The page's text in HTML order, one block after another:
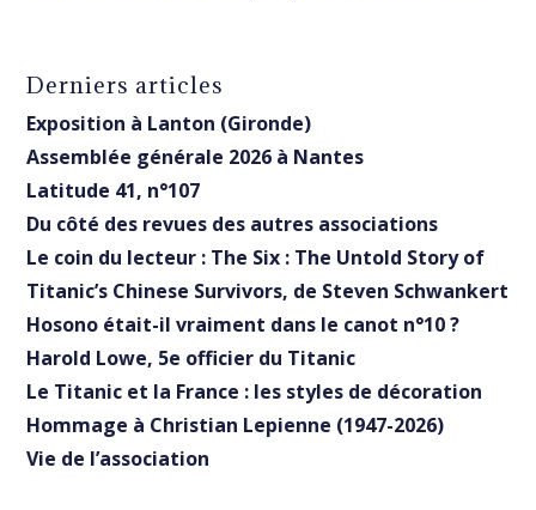
Derniers articles
Exposition à Lanton (Gironde)
Assemblée générale 2026 à Nantes
Latitude 41, n°107
Du côté des revues des autres associations
Le coin du lecteur : The Six : The Untold Story of
Titanic’s Chinese Survivors, de Steven Schwankert
Hosono était-il vraiment dans le canot n°10 ?
Harold Lowe, 5e officier du Titanic
Le Titanic et la France : les styles de décoration
Hommage à Christian Lepienne (1947-2026)
Vie de l’association